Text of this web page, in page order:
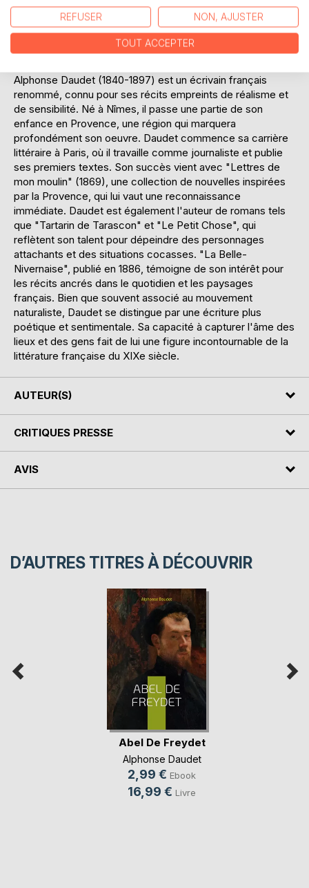
et le passage à l'âge adulte. Ce récit, à la fois poétique et
authentique, capte l'essence de la vie fluviale, rendant
hommage à ceux qui vivent au rythme de l'eau et du vent.
Alphonse Daudet (1840-1897) est un écrivain français
renommé, connu pour ses récits empreints de réalisme et
de sensibilité. Né à Nîmes, il passe une partie de son
enfance en Provence, une région qui marquera
profondément son oeuvre. Daudet commence sa carrière
littéraire à Paris, où il travaille comme journaliste et publie
ses premiers textes. Son succès vient avec "Lettres de
mon moulin" (1869), une collection de nouvelles inspirées
par la Provence, qui lui vaut une reconnaissance
immédiate. Daudet est également l'auteur de romans tels
que "Tartarin de Tarascon" et "Le Petit Chose", qui
reflètent son talent pour dépeindre des personnages
attachants et des situations cocasses. "La Belle-
Nivernaise", publié en 1886, témoigne de son intérêt pour
les récits ancrés dans le quotidien et les paysages
français. Bien que souvent associé au mouvement
naturaliste, Daudet se distingue par une écriture plus
poétique et sentimentale. Sa capacité à capturer l'âme des
lieux et des gens fait de lui une figure incontournable de la
littérature française du XIXe siècle.
AUTEUR(S)
CRITIQUES PRESSE
AVIS
D’AUTRES TITRES À DÉCOUVRIR
Abel De Freydet
Alphonse Daudet
2,99 € Ebook
16,99 € Livre
REFUSER NON, AJUSTER
TOUT ACCEPTER